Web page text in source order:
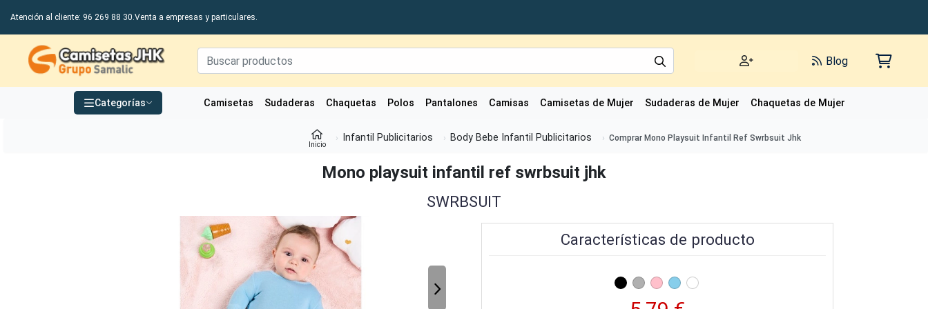
Atención al cliente: 96 269 88 30.Venta a empresas y particulares.
Grupo Samalic S.L Blog
Categorías Camisetas Sudaderas Chaquetas Polos Pantalones Camisas Camisetas de Mujer Sudaderas de Mujer Chaquetas de Mujer
Inicio
Infantil Publicitarios Body Bebe Infantil Publicitarios Comprar Mono Playsuit Infantil Ref Swrbsuit Jhk
Mono playsuit infantil ref swrbsuit jhk
SWRBSUIT
Características de producto